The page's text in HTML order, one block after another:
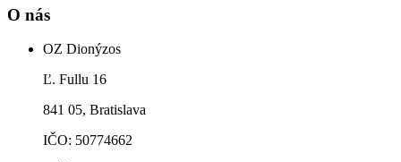
O nás
OZ Dionýzos
Ľ. Fullu 16
841 05, Bratislava
IČO: 50774662